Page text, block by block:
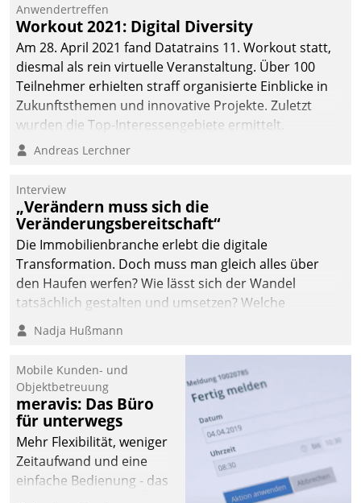
Cloud-Strategien und -
Lösungen mit hohem
Zukunftspotenzial.
Anwendertreffen
Workout 2021: Digital Diversity
Am 28. April 2021 fand Datatrains 11. Workout statt,
diesmal als rein virtuelle Veranstaltung. Über 100
Teilnehmer erhielten straff organisierte Einblicke in
Zukunftsthemen und innovative Projekte. Zuletzt
wurden die Top-Interessengebiete ermittelt.
Andreas Lerchner
Interview
„Verändern muss sich die
Veränderungsbereitschaft“
Die Immobilienbranche erlebt die digitale
Transformation. Doch muss man gleich alles über
den Haufen werfen? Wie lässt sich der Wandel
tatsächlich gestalten und umsetzen? Welche
Argumente zählen wirklich?
Nadja Hußmann
Mobile Kunden- und
Objektbetreuung
meravis: Das Büro
für unterwegs
Mehr Flexibilität, weniger
Zeitaufwand und eine
einfache Bedienung - das